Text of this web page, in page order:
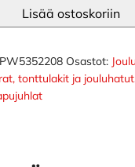
Lisää ostoskoriin
PW5352208 Osastot:
tonttulakit ja jouluhatut